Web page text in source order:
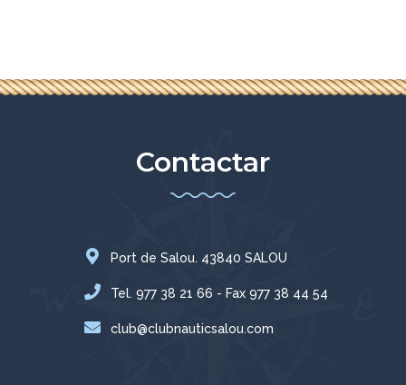
Contactar
Port de Salou. 43840 SALOU
Tel. 977 38 21 66 - Fax 977 38 44 54
club@clubnauticsalou.com